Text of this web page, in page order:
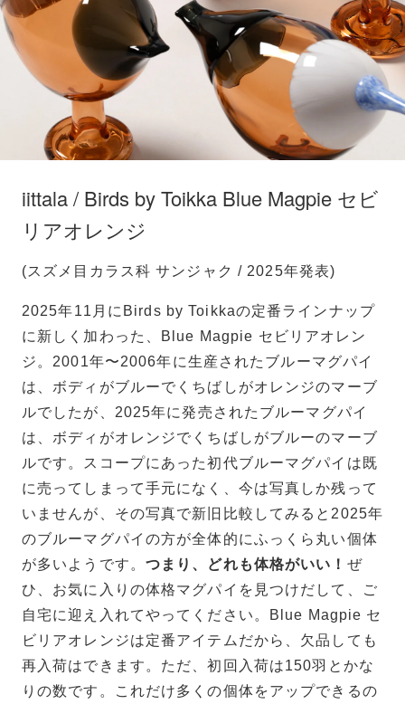
iittala / Birds by Toikka Blue Magpie セビ
リアオレンジ
(スズメ目カラス科 サンジャク / 2025年発表)
2025年11月にBirds by Toikkaの定番ラインナップ
に新しく加わった、Blue Magpie セビリアオレン
ジ。2001年〜2006年に生産されたブルーマグパイ
は、ボディがブルーでくちばしがオレンジのマーブ
ルでしたが、2025年に発売されたブルーマグパイ
は、ボディがオレンジでくちばしがブルーのマーブ
ルです。スコープにあった初代ブルーマグパイは既
に売ってしまって手元になく、今は写真しか残って
いませんが、その写真で新旧比較してみると2025年
のブルーマグパイの方が全体的にふっくら丸い個体
が多いようです。 つまり、どれも体格がいい！ ぜ
ひ、お気に入りの体格マグパイを見つけだして、ご
自宅に迎え入れてやってください。Blue Magpie セ
ビリアオレンジは定番アイテムだから、欠品しても
再入荷はできます。ただ、初回入荷は150羽とかな
りの数です。これだけ多くの個体をアップできるの